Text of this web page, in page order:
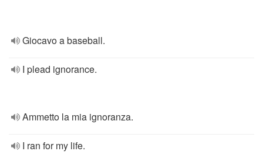
Giocavo a baseball.
I plead ignorance.
Ammetto la mia ignoranza.
I ran for my life.